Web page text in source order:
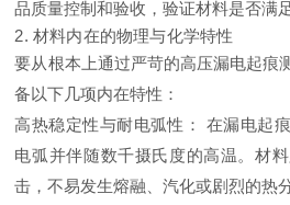
品质量控制和验收，验证材料是否满
2. 材料内在的物理与化学特性
要从根本上通过严苛的高压漏电起痕
备以下几项内在特性：
高热稳定性与耐电弧性：
在漏电起
电弧并伴随数千摄氏度的高温。材
击，不易发生熔融、汽化或剧烈的热分